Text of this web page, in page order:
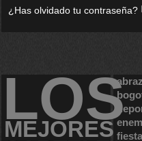
¿Has olvidado tu contraseña?
LOS
MEJORES fiesta